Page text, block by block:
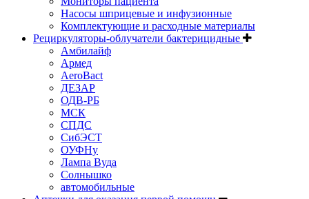
Насосы шприцевые и инфузионные
Комплектующие и расходные материалы
Рециркуляторы-облучатели бактерицидные
Амбилайф
Армед
AeroBact
ДЕЗАР
ОДВ-РБ
МСК
СПДС
СибЭСТ
ОУФНу
Лампа Вуда
Солнышко
автомобильные